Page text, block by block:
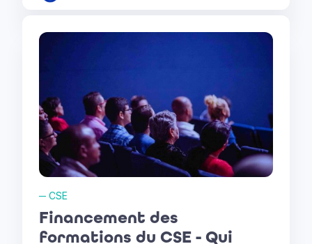
─ CSE
Financement des
formations du CSE - Qui